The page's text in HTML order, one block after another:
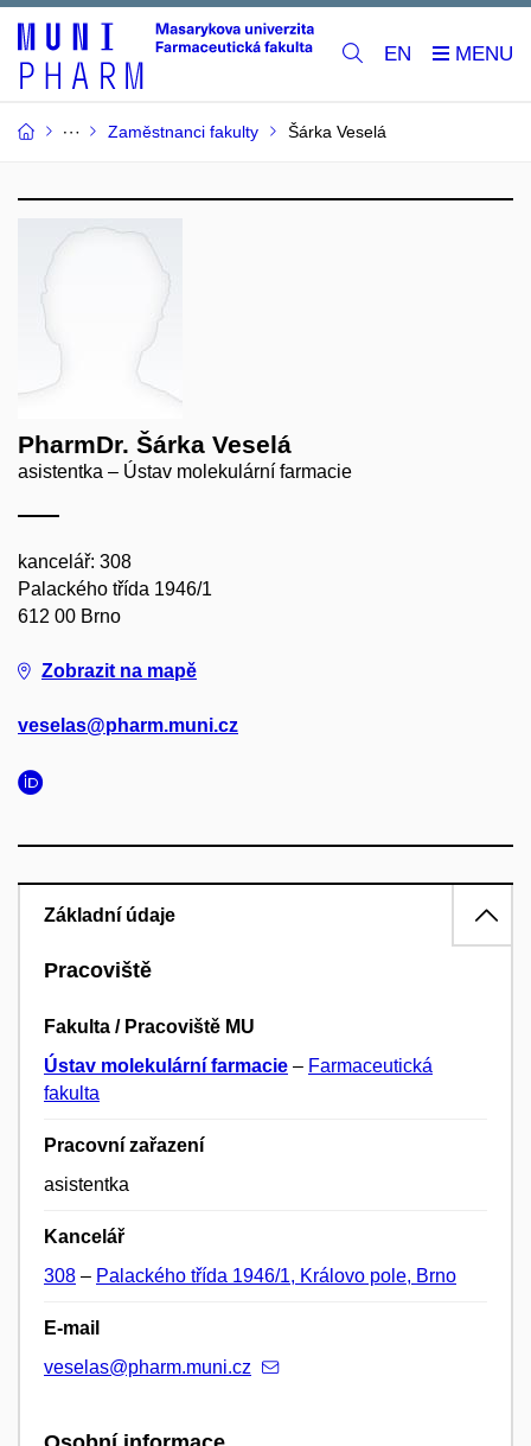
EN
Zaměstnanci fakulty Šárka Veselá
PharmDr. Šárka Veselá
asistentka – Ústav molekulární farmacie
kancelář: 308
Palackého třída 1946/1
612 00 Brno
Zobrazit na mapě
veselas@pharm.muni.cz
Základní údaje
Pracoviště
Fakulta / Pracoviště MU
Ústav molekulární farmacie – Farmaceutická
fakulta
Pracovní zařazení
asistentka
Kancelář
308 – Palackého třída 1946/1, Královo pole, Brno
E-mail
veselas@pharm.muni.cz